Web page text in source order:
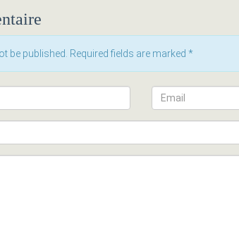
be published. Required fields are marked *